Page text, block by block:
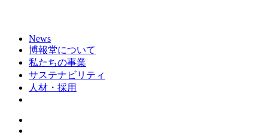
News
博報堂について
私たちの事業
サステナビリティ
人材・採用